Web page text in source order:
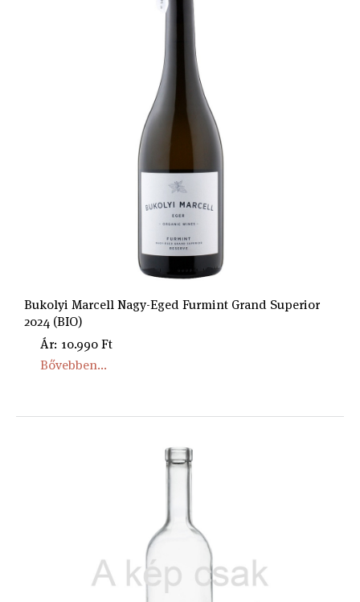
Bukolyi Marcell Nagy-Eged Furmint Grand Superior
2024 (BIO)
Ár: 10.990 Ft
Bővebben...